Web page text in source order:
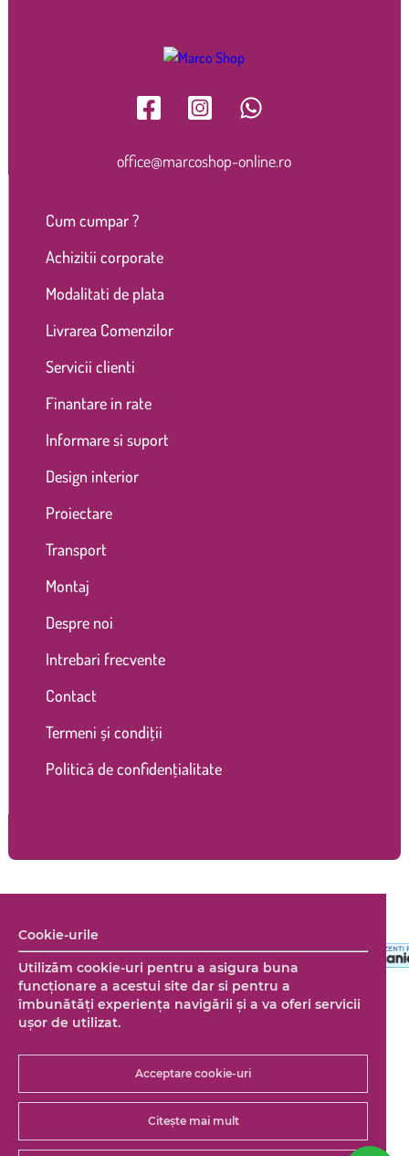
office@marcoshop-online.ro
Cum cumpar ?
Achizitii corporate
Modalitati de plata
Livrarea Comenzilor
Servicii clienti
Finantare in rate
Informare si suport
Design interior
Proiectare
Transport
Montaj
Despre noi
Intrebari frecvente
Contact
Termeni și condiții
Politică de confidențialitate
Cookie-urile
Utilizăm cookie-uri pentru a asigura buna
funcționare a acestui site dar si pentru a
îmbunătăţi experienţa navigării şi a va oferi servicii
uşor de utilizat.
Acceptare cookie-uri
Citește mai mult